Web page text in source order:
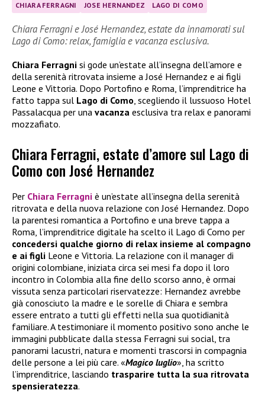
CHIARA FERRAGNI JOSE HERNANDEZ LAGO DI COMO
Chiara Ferragni e José Hernandez, estate da innamorati sul
Lago di Como: relax, famiglia e vacanza esclusiva.
Chiara Ferragni si gode un’estate all’insegna dell’amore e
della serenità ritrovata insieme a José Hernandez e ai figli
Leone e Vittoria. Dopo Portofino e Roma, l’imprenditrice ha
fatto tappa sul Lago di Como , scegliendo il lussuoso Hotel
Passalacqua per una vacanza esclusiva tra relax e panorami
mozzafiato.
Chiara Ferragni, estate d’amore sul Lago di
Como con José Hernandez
Per Chiara Ferragni è un’estate all’insegna della serenità
ritrovata e della nuova relazione con José Hernandez. Dopo
la parentesi romantica a Portofino e una breve tappa a
Roma, l’imprenditrice digitale ha scelto il Lago di Como per
concedersi qualche giorno di relax insieme al compagno
e ai figli Leone e Vittoria. La relazione con il manager di
origini colombiane, iniziata circa sei mesi fa dopo il loro
incontro in Colombia alla fine dello scorso anno, è ormai
vissuta senza particolari riservatezze: Hernandez avrebbe
già conosciuto la madre e le sorelle di Chiara e sembra
essere entrato a tutti gli effetti nella sua quotidianità
familiare. A testimoniare il momento positivo sono anche le
immagini pubblicate dalla stessa Ferragni sui social, tra
panorami lacustri, natura e momenti trascorsi in compagnia
delle persone a lei più care. «Magico luglio», ha scritto
l’imprenditrice, lasciando trasparire tutta la sua ritrovata
spensieratezza.